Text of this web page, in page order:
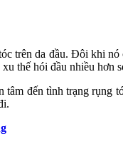
trên da đầu. Đôi khi
thế hói đầu nhiều hơn
đến tình trạng rụng